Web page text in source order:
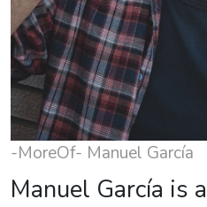
-MoreOf- Manuel García
Manuel García is